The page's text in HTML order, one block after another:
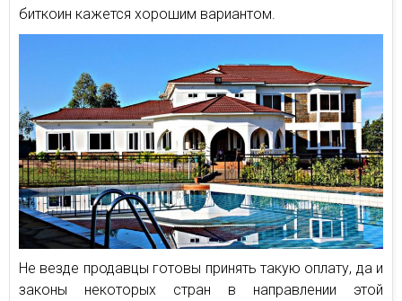
биткоин кажется хорошим вариантом.
Не везде продавцы готовы принять такую оплату, да и
законы некоторых стран в направлении этой